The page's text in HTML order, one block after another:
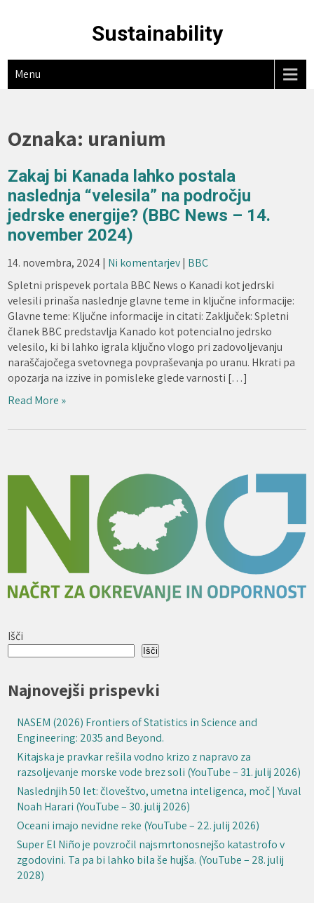
Sustainability
Menu
Oznaka: uranium
Zakaj bi Kanada lahko postala
naslednja “velesila” na področju
jedrske energije? (BBC News – 14.
november 2024)
14. novembra, 2024| Ni komentarjev| BBC
Spletni prispevek portala BBC News o Kanadi kot jedrski
velesili prinaša naslednje glavne teme in ključne informacije:
Glavne teme: Ključne informacije in citati: Zaključek: Spletni
članek BBC predstavlja Kanado kot potencialno jedrsko
velesilo, ki bi lahko igrala ključno vlogo pri zadovoljevanju
naraščajočega svetovnega povpraševanja po uranu. Hkrati pa
opozarja na izzive in pomisleke glede varnosti […]
Read More »
Išči
Išči
Najnovejši prispevki
NASEM (2026) Frontiers of Statistics in Science and
Engineering: 2035 and Beyond.
Kitajska je pravkar rešila vodno krizo z napravo za
razsoljevanje morske vode brez soli (YouTube – 31. julij 2026)
Naslednjih 50 let: človeštvo, umetna inteligenca, moč | Yuval
Noah Harari (YouTube – 30. julij 2026)
Oceani imajo nevidne reke (YouTube – 22. julij 2026)
Super El Niño je povzročil najsmrtonosnejšo katastrofo v
zgodovini. Ta pa bi lahko bila še hujša. (YouTube – 28. julij
2028)